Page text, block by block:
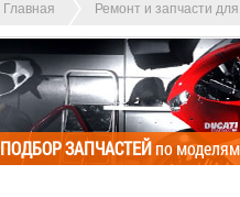
Главная Ремонт и запчасти
ПОДБОР ЗАПЧАСТЕЙпо моделям